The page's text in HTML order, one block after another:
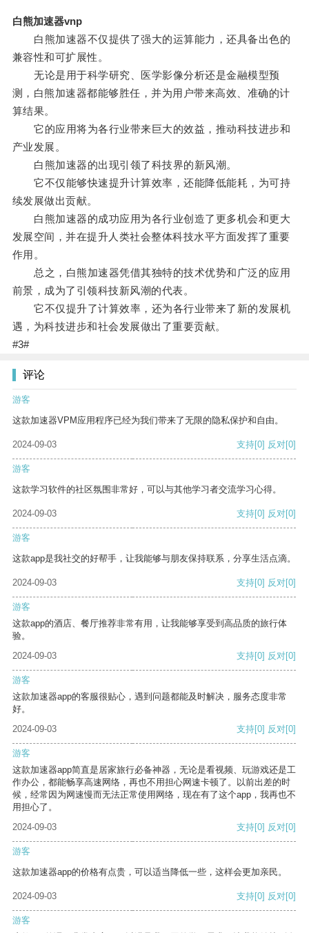
白熊加速器vnp
白熊加速器不仅提供了强大的运算能力，还具备出色的
兼容性和可扩展性。
无论是用于科学研究、医学影像分析还是金融模型预
测，白熊加速器都能够胜任，并为用户带来高效、准确的计
算结果。
它的应用将为各行业带来巨大的效益，推动科技进步和
产业发展。
白熊加速器的出现引领了科技界的新风潮。
它不仅能够快速提升计算效率，还能降低能耗，为可持
续发展做出贡献。
白熊加速器的成功应用为各行业创造了更多机会和更大
发展空间，并在提升人类社会整体科技水平方面发挥了重要
作用。
总之，白熊加速器凭借其独特的技术优势和广泛的应用
前景，成为了引领科技新风潮的代表。
它不仅提升了计算效率，还为各行业带来了新的发展机
遇，为科技进步和社会发展做出了重要贡献。
#3#
评论
游客
这款加速器VPM应用程序已经为我们带来了无限的隐私保护和自由。
2024-09-03 支持[0] 反对[0]
游客
这款学习软件的社区氛围非常好，可以与其他学习者交流学习心得。
2024-09-03 支持[0] 反对[0]
游客
这款app是我社交的好帮手，让我能够与朋友保持联系，分享生活点滴。
2024-09-03 支持[0] 反对[0]
游客
这款app的酒店、餐厅推荐非常有用，让我能够享受到高品质的旅行体
验。
2024-09-03
支持[0] 反对[0]
游客
这款加速器app的客服很贴心，遇到问题都能及时解决，服务态度非常
好。
2024-09-03
支持[0] 反对[0]
游客
这款加速器app简直是居家旅行必备神器，无论是看视频、玩游戏还是工
作办公，都能畅享高速网络，再也不用担心网速卡顿了。以前出差的时
候，经常因为网速慢而无法正常使用网络，现在有了这个app，我再也不
用担心了。
2024-09-03
支持[0] 反对[0]
游客
这款加速器app的价格有点贵，可以适当降低一些，这样会更加亲民。
2024-09-03 支持[0] 反对[0]
游客